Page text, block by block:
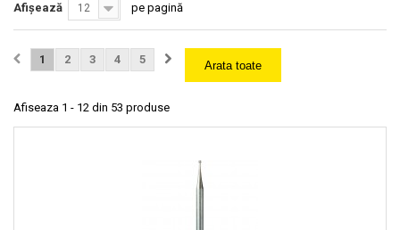
Afișează 12 pe pagină
Arata toate
1 2 3 4 5
Afiseaza 1 - 12 din 53 produse